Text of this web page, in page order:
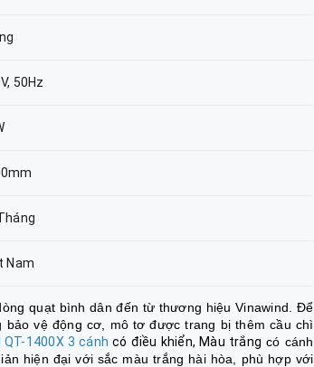
50Hz
Nam
quạt bình dân đến từ thương hiệu Vinawind. Để
vệ động cơ, mô tơ được trang bị thêm cầu chì
1400X 3 cánh có điều khiển, Màu trắng có cánh
hiện đại với sắc màu trắng hài hòa, phù hợp với